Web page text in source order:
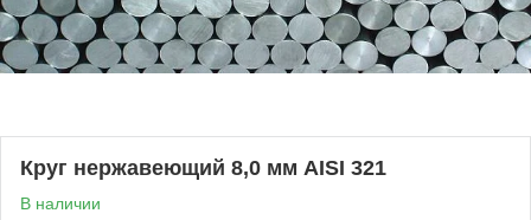
Круг нержавеющий 8,0 мм AISI 321
В наличии